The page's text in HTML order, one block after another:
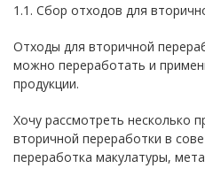
1.1. Сбор отходов для
Отходы для вторичной
можно переработать и
продукции.
Хочу рассмотреть несколько
вторичной переработки в
переработка макулатуры,